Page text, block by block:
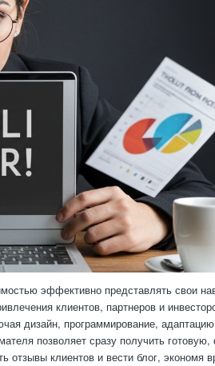
эффективно представлять свои
клиентов, партнеров и
дизайн, программирование,
позволяет сразу получить
клиентов и вести блог, экономя